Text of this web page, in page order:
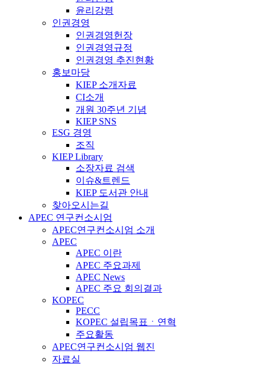
윤리강령
인권경영
인권경영헌장
인권경영규정
인권경영 추진현황
홍보마당
KIEP 소개자료
CI소개
개원 30주년 기념
KIEP SNS
ESG 경영
조직
KIEP Library
소장자료 검색
이슈&트렌드
KIEP 도서관 안내
찾아오시는길
APEC 연구컨소시엄
APEC연구컨소시엄 소개
APEC
APEC 이란
APEC 주요과제
APEC News
APEC 주요 회의결과
KOPEC
PECC
KOPEC 설립목표ㆍ연혁
주요활동
APEC연구컨소시엄 웹진
자료실